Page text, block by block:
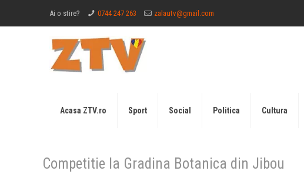
Ai o stire? 0744 247 263 zalautv@gmail.com
Acasa ZTV.ro Sport Social Politica Cultura
Competitie la Gradina Botanica din Jibou